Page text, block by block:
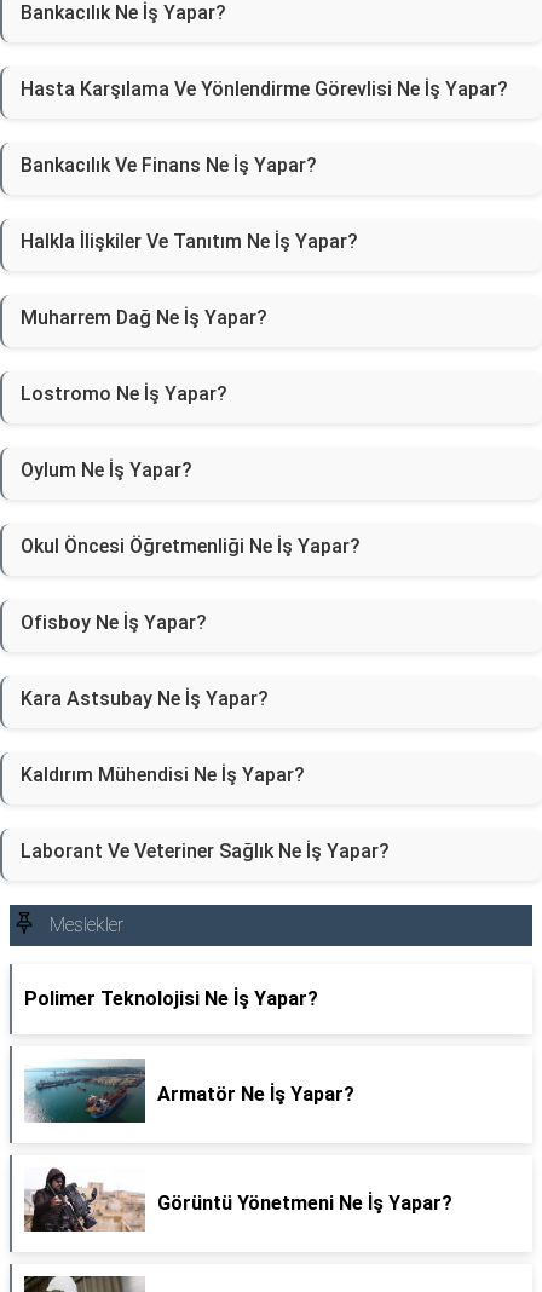
Bankacılık Ne İş Yapar?
Hasta Karşılama Ve Yönlendirme Görevlisi Ne İş Yapar?
Bankacılık Ve Finans Ne İş Yapar?
Halkla İlişkiler Ve Tanıtım Ne İş Yapar?
Muharrem Dağ Ne İş Yapar?
Lostromo Ne İş Yapar?
Oylum Ne İş Yapar?
Okul Öncesi Öğretmenliği Ne İş Yapar?
Ofisboy Ne İş Yapar?
Kara Astsubay Ne İş Yapar?
Kaldırım Mühendisi Ne İş Yapar?
Laborant Ve Veteriner Sağlık Ne İş Yapar?
Meslekler
Polimer Teknolojisi Ne İş Yapar?
Armatör Ne İş Yapar?
Görüntü Yönetmeni Ne İş Yapar?